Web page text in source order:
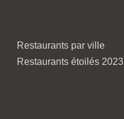
Restaurants par ville
Restaurants étoilés 2023